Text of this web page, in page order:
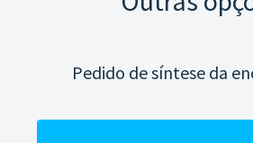
Pedido de síntese da